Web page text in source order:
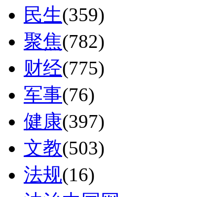
民生(359)
聚焦(782)
财经(775)
军事(76)
健康(397)
文教(503)
法规(16)